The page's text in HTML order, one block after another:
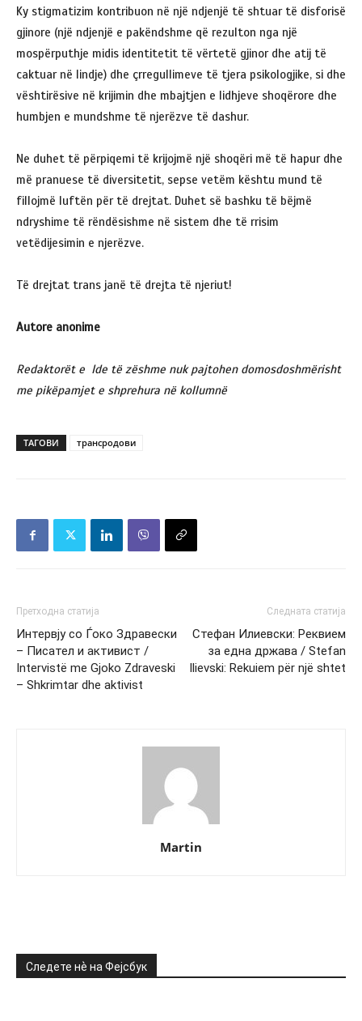
Ky stigmatizim kontribuon në një ndjenjë të shtuar të disforisë
gjinore (një ndjenjë e pakëndshme që rezulton nga një
mospërputhje midis identitetit të vërtetë gjinor dhe atij të
caktuar në lindje) dhe çrregullimeve të tjera psikologjike, si dhe
vështirësive në krijimin dhe mbajtjen e lidhjeve shoqërore dhe
humbjen e mundshme të njerëzve të dashur.
Ne duhet të përpiqemi të krijojmë një shoqëri më të hapur dhe
më pranuese të diversitetit, sepse vetëm kështu mund të
fillojmë luftën për të drejtat. Duhet së bashku të bëjmë
ndryshime të rëndësishme në sistem dhe të rrisim
vetëdijesimin e njerëzve.
Të drejtat trans janë të drejta të njeriut!
Autore anonime
Redaktorët e Ide të zëshme nuk pajtohen domosdoshmërisht
me pikëpamjet e shprehura në kollumnë
ТАГОВИ трансродови
Претходна статија
Интервју со Ѓоко Здравески
– Писател и активист /
Intervistë me Gjoko Zdraveski
– Shkrimtar dhe aktivist
Следната статија
Стефан Илиевски: Реквием
за една држава / Stefan
Ilievski: Rekuiem për një shtet
Martin
Следете нѐ на Фејсбук